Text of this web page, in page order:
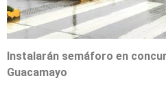
Instalarán semáforo en
Guacamayo